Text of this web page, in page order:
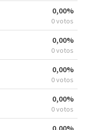
0,00%
0 votos
0,00%
0 votos
0,00%
0 votos
0,00%
0 votos
0,00%